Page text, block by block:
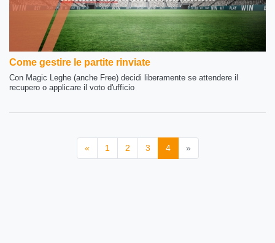
Come gestire le partite rinviate
Con Magic Leghe (anche Free) decidi liberamente se attendere il
recupero o applicare il voto d'ufficio
« 1 2 3 4 »